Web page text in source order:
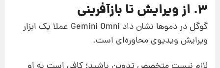
۳. از ویرایش تا بازآفرینی
گوگل در دموها نشان داد Gemini Omni عملا یک ابزار
ویرایش ویدیوی محاوره‌ای است.